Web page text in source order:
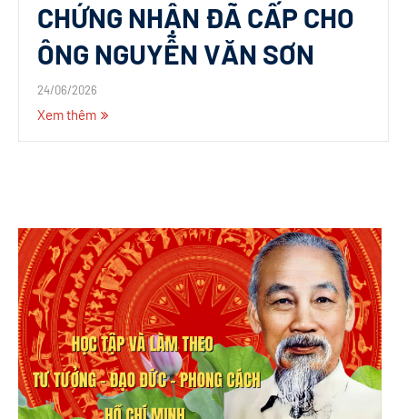
CHỨNG NHẬN ĐÃ CẤP CHO
ÔNG NGUYỄN VĂN SƠN
24/06/2026
Xem thêm